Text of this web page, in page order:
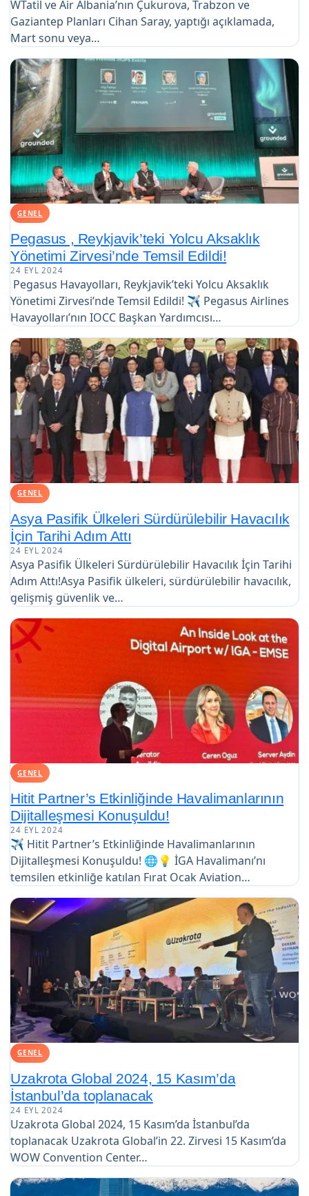
WTatil ve Air Albania’nın Çukurova, Trabzon ve
Gaziantep Planları Cihan Saray, yaptığı açıklamada,
Mart sonu veya…
GENEL
Pegasus , Reykjavik’teki Yolcu Aksaklık
Yönetimi Zirvesi’nde Temsil Edildi!
24 EYL 2024
Pegasus Havayolları, Reykjavik’teki Yolcu Aksaklık
Yönetimi Zirvesi’nde Temsil Edildi! ✈️ Pegasus Airlines
Havayolları’nın IOCC Başkan Yardımcısı…
GENEL
Asya Pasifik Ülkeleri Sürdürülebilir Havacılık
İçin Tarihi Adım Attı
24 EYL 2024
Asya Pasifik Ülkeleri Sürdürülebilir Havacılık İçin Tarihi
Adım Attı!Asya Pasifik ülkeleri, sürdürülebilir havacılık,
gelişmiş güvenlik ve…
GENEL
Hitit Partner’s Etkinliğinde Havalimanlarının
Dijitalleşmesi Konuşuldu!
24 EYL 2024
✈️ Hitit Partner’s Etkinliğinde Havalimanlarının
Dijitalleşmesi Konuşuldu! 🌐💡 İGA Havalimanı’nı
temsilen etkinliğe katılan Fırat Ocak Aviation…
GENEL
Uzakrota Global 2024, 15 Kasım’da
İstanbul’da toplanacak
24 EYL 2024
Uzakrota Global 2024, 15 Kasım’da İstanbul’da
toplanacak Uzakrota Global’in 22. Zirvesi 15 Kasım’da
WOW Convention Center…